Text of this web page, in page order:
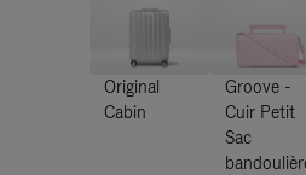
Original
Cabin
Groove -
Cuir Petit
Sac